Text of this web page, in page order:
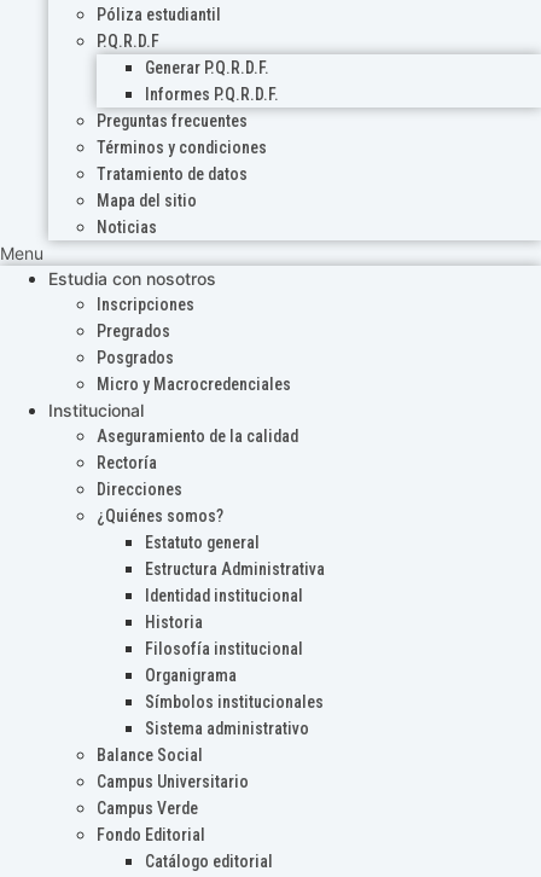
Póliza estudiantil
P.Q.R.D.F
Generar P.Q.R.D.F.
Informes P.Q.R.D.F.
Preguntas frecuentes
Términos y condiciones
Tratamiento de datos
Mapa del sitio
Noticias
Menu
Estudia con nosotros
Inscripciones
Pregrados
Posgrados
Micro y Macrocredenciales
Institucional
Aseguramiento de la calidad
Rectoría
Direcciones
¿Quiénes somos?
Estatuto general
Estructura Administrativa
Identidad institucional
Historia
Filosofía institucional
Organigrama
Símbolos institucionales
Sistema administrativo
Balance Social
Campus Universitario
Campus Verde
Fondo Editorial
Catálogo editorial